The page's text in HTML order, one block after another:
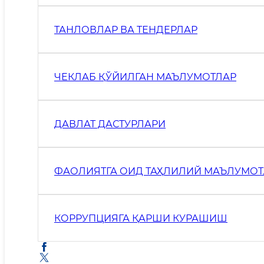
ТАНЛОВЛАР ВА ТЕНДЕРЛАР
ЧЕКЛАБ ҚЎЙИЛГАН МАЪЛУМОТЛАР
ДАВЛАТ ДАСТУРЛАРИ
ФАОЛИЯТГА ОИД ТАҲЛИЛИЙ
КОРРУПЦИЯГА ҚАРШИ КУРАШИШ